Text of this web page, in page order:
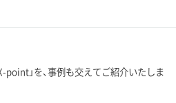
」を、事例も交えてご紹介いたしま